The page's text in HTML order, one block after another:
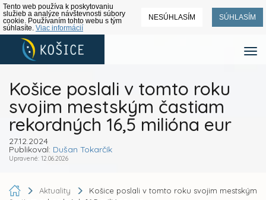
Tento web používa k poskytovaniu
služieb a analýze návštevnosti súbory
cookie. Používaním tohto webu s tým
súhlasíte. Viac informácií
NESÚHLASÍM SÚHLASÍM
Košice poslali v tomto roku
svojim mestským častiam
rekordných 16,5 milióna eur
27.12.2024
Publikoval: Dušan Tokarčík
Upravené: 12.06.2026
Aktuality
Košice poslali v tomto roku svojim mestským